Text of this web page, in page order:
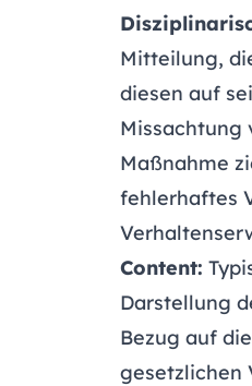
Mitteilung,
diesen auf
Missachtung
Maßnahme
fehlerhaftes
Content:
Darstellung
Bezug auf
gesetzlichen